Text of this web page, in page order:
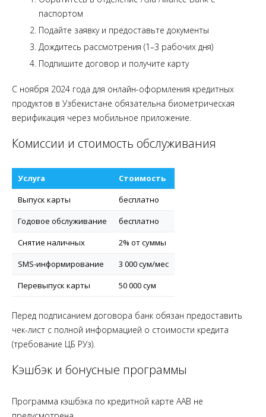
паспортом
Подайте заявку и предоставьте документы
Дождитесь рассмотрения (1–3 рабочих дня)
Подпишите договор и получите карту
С ноября 2024 года для онлайн-оформления кредитных
продуктов в Узбекистане обязательна биометрическая
верификация через мобильное приложение.
Комиссии и стоимость обслуживания
Услуга
Стоимость
Выпуск карты
бесплатно
Годовое обслуживание
бесплатно
Снятие наличных
2% от суммы
SMS-информирование
3 000 сум/мес
Перевыпуск карты
50 000 сум
Перед подписанием договора банк обязан предоставить
чек-лист с полной информацией о стоимости кредита
(требование ЦБ РУз).
Кэшбэк и бонусные программы
Программа кэшбэка по кредитной карте AAB не